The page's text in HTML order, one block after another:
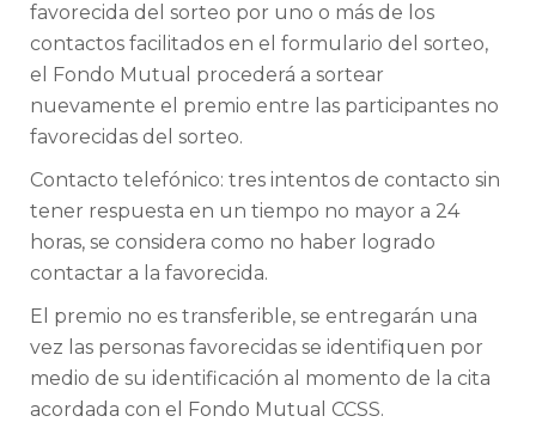
favorecida del sorteo por uno o más de los
contactos facilitados en el formulario del sorteo,
el Fondo Mutual procederá a sortear
nuevamente el premio entre las participantes no
favorecidas del sorteo.
Contacto telefónico: tres intentos de contacto sin
tener respuesta en un tiempo no mayor a 24
horas, se considera como no haber logrado
contactar a la favorecida.
El premio no es transferible, se entregarán una
vez las personas favorecidas se identifiquen por
medio de su identificación al momento de la cita
acordada con el Fondo Mutual CCSS.